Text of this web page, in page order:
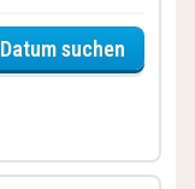
Datum suchen